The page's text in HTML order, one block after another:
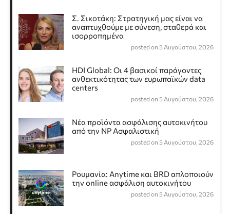
Σ. Σικοτάκη: Στρατηγική μας είναι να
αναπτυχθούμε με σύνεση, σταθερά και
ισορροπημένα
posted on 5 Αυγούστου, 2026
HDI Global: Οι 4 βασικοί παράγοντες
ανθεκτικότητας των ευρωπαϊκών data
centers
posted on 5 Αυγούστου, 2026
Νέα προϊόντα ασφάλισης αυτοκινήτου
από την NP Ασφαλιστική
posted on 5 Αυγούστου, 2026
Ρουμανία: Anytime και BRD απλοποιούν
την online ασφάλιση αυτοκινήτου
posted on 5 Αυγούστου, 2026